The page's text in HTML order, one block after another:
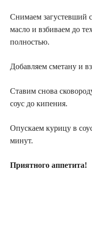
Снимаем загустевший
масло и взбиваем до
полностью.
Добавляем сметану и
Ставим снова
соус до кипения.
Опускаем курицу в
минут.
Приятного аппетита!